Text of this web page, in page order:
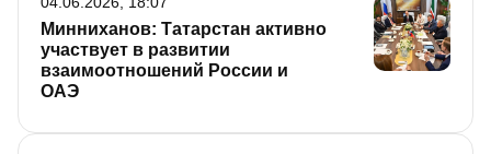
Минниханов: Татарстан активно
участвует в развитии
взаимоотношений России и
ОАЭ